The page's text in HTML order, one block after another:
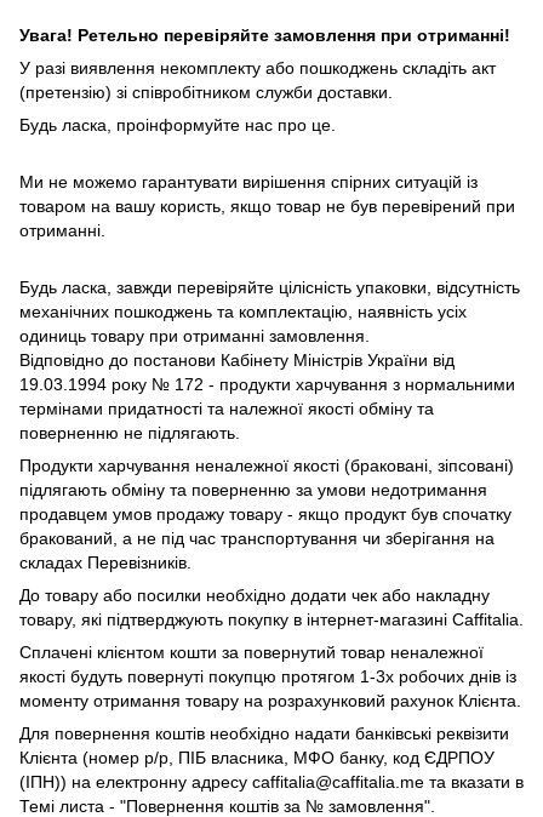
Увага! Ретельно перевіряйте замовлення при отриманні!
У разі виявлення некомплекту або пошкоджень складіть акт
(претензію) зі співробітником служби доставки.
Будь ласка, проінформуйте нас про це.
Ми не можемо гарантувати вирішення спірних ситуацій із
товаром на вашу користь, якщо товар не був перевірений при
отриманні.
Будь ласка, завжди перевіряйте цілісність упаковки, відсутність
механічних пошкоджень та комплектацію, наявність усіх
одиниць товару при отриманні замовлення.
Відповідно до постанови Кабінету Міністрів України від
19.03.1994 року № 172 - продукти харчування з нормальними
термінами придатності та належної якості обміну та
поверненню не підлягають.
Продукти харчування неналежної якості (браковані, зіпсовані)
підлягають обміну та поверненню за умови недотримання
продавцем умов продажу товару - якщо продукт був спочатку
бракований, а не під час транспортування чи зберігання на
складах Перевізників.
До товару або посилки необхідно додати чек або накладну
товару, які підтверджують покупку в інтернет-магазині Caffitalia.
Сплачені клієнтом кошти за повернутий товар неналежної
якості будуть повернуті покупцю протягом 1-3х робочих днів із
моменту отримання товару на розрахунковий рахунок Клієнта.
Для повернення коштів необхідно надати банківські реквізити
Клієнта (номер р/р, ПІБ власника, МФО банку, код ЄДРПОУ
(ІПН)) на електронну адресу caffitalia@caffitalia.me та вказати в
Темі листа - "Повернення коштів за № замовлення".